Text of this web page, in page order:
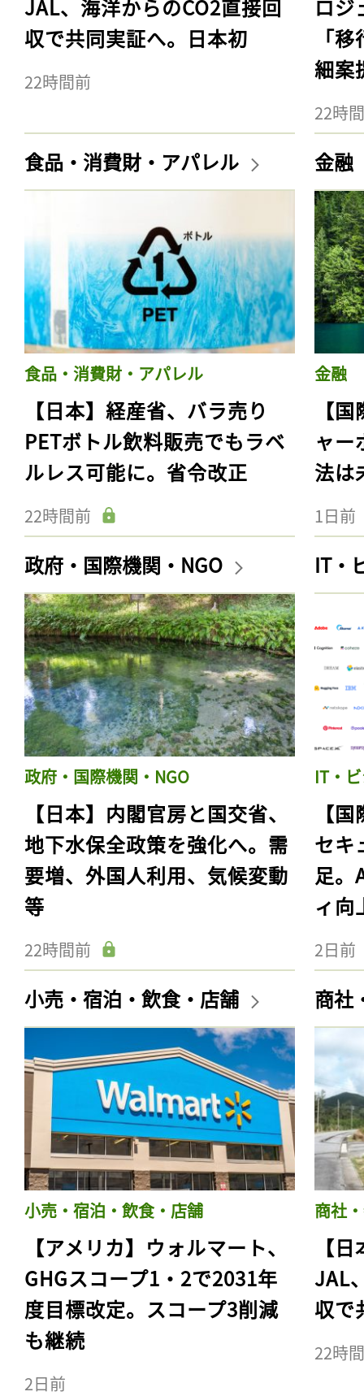
JAL、海洋からのCO2直接回
収で共同実証へ。日本初
22時間前
ロジ
「
細案
22時
食品・消費財・アパレル
食品・消費財・アパレル
【日本】経産省、バラ売り
PETボトル飲料販売でもラベ
ルレス可能に。省令改正
22時間前
金融
金融
【
ャー
法は
1日前
政府・国際機関・NGO
政府・国際機関・NGO
【日本】内閣官房と国交省、
地下水保全政策を強化へ。需
要増、外国人利用、気候変動
等
22時間前
IT・
IT・
【
セキ
足。
ィ向
2日前
小売・宿泊・飲食・店舗
小売・宿泊・飲食・店舗
【アメリカ】ウォルマート、
GHGスコープ1・2で2031年
度目標改定。スコープ3削減
も継続
2日前
商社
商社
【
JAL
収で
22時